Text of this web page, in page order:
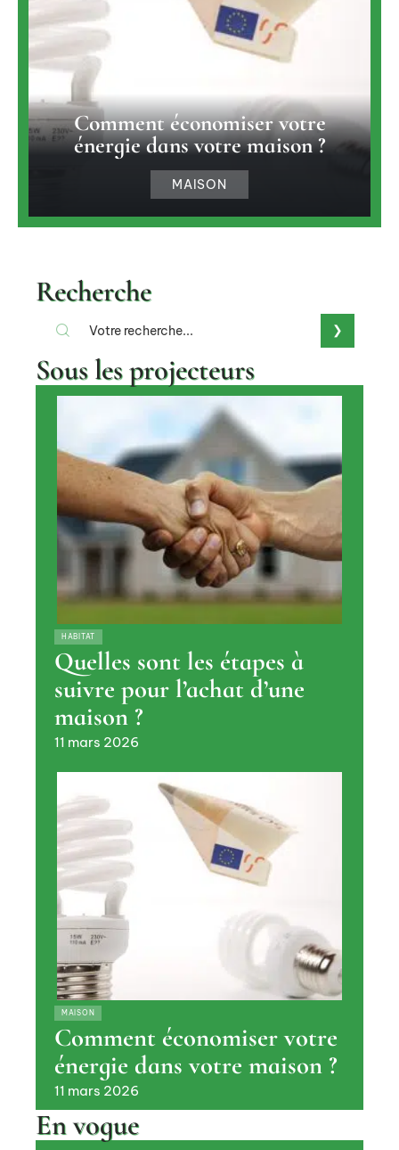
Comment économiser votre
énergie dans votre maison ?
MAISON
Recherche
Sous les projecteurs
HABITAT
Quelles sont les étapes à
suivre pour l’achat d’une
maison ?
11 mars 2026
MAISON
Comment économiser votre
énergie dans votre maison ?
11 mars 2026
En vogue